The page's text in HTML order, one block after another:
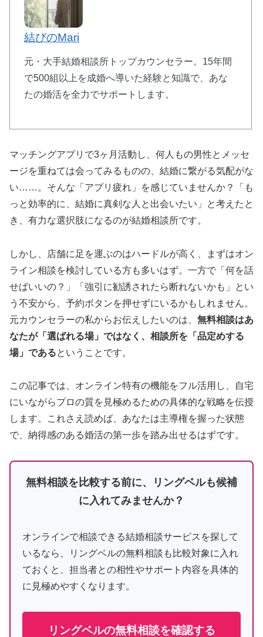
結びのMari
元・大手結婚相談所トップカウンセラー。15年間
で500組以上を成婚へ導いた経験と知識で、あな
たの婚活を全力でサポートします。
マッチングアプリで3ヶ月活動し、何人もの男性とメッセ
ージを重ねては会ってみるものの、結婚に繋がる気配がな
い……。そんな「アプリ疲れ」を感じていませんか？「も
っと効率的に、結婚に真剣な人と出会いたい」と考えたと
き、有力な選択肢になるのが結婚相談所です。
しかし、店舗に足を運ぶのはハードルが高く、まずはオン
ライン相談を検討している方も多いはず。一方で「何を話
せばいいの？」「強引に勧誘されたら断れないかも」とい
う不安から、予約ボタンを押せずにいるかもしれません。
元カウンセラーの私からお伝えしたいのは、 無料相談はあ
なたが「選ばれる場」ではなく、相談所を「品定めする
場」であるということです。
この記事では、オンライン特有の機能をフル活用し、自宅
にいながらプロの質を見極めるための具体的な戦略を伝授
します。これさえ読めば、あなたは主導権を握った状態
で、納得感のある婚活の第一歩を踏み出せるはずです。
無料相談を比較する前に、リングベルも候補
に入れてみませんか？
オンラインで相談できる結婚相談サービスを探して
いるなら、リングベルの無料相談も比較対象に入れ
ておくと、担当者との相性やサポート内容を具体的
に見極めやすくなります。
リングベルの無料相談を確認する